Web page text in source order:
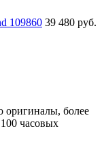
109860 39 480 руб.
оригиналы, более
часовых